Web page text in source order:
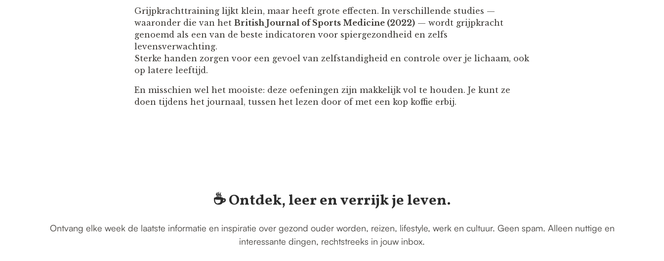
Grijpkrachttraining lijkt klein, maar heeft grote effecten. In verschillende studies —
waaronder die van het British Journal of Sports Medicine (2022) — wordt grijpkracht
genoemd als een van de beste indicatoren voor spiergezondheid en zelfs
levensverwachting.
Sterke handen zorgen voor een gevoel van zelfstandigheid en controle over je lichaam, ook
op latere leeftijd.
En misschien wel het mooiste: deze oefeningen zijn makkelijk vol te houden. Je kunt ze
doen tijdens het journaal, tussen het lezen door of met een kop koffie erbij.
☕️ Ontdek, leer en verrijk je leven.
Ontvang elke week de laatste informatie en inspiratie over gezond ouder worden, reizen, lifestyle, werk en cultuur. Geen spam. Alleen nuttige en
interessante dingen, rechtstreeks in jouw inbox.